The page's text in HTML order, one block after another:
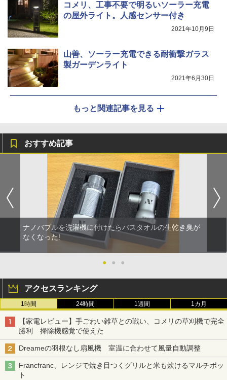
コメリ、工事不要で明るいソーラー充電
の屋外ライト。人感センサー付き
2021年10月9日
山善、ソーラー充電できる耐衝撃ガラス
製ガーデンライト
2021年6月30日
もっと関連記事を見る
おすすめ記事
ナノバブルを洗濯機に付けたらバスタオルの生乾き臭が
なくなった!
● ● ●
アクセスランキング
1時間 24時間 1週間 1カ月
【家電レビュー】手ごわい雑草との戦い、コメリの草刈機で完全
勝利 掃除機感覚で使えた
Dreameの羽根なし扇風機 室温に合わせて風量自動調整
Francfranc、レンジで焼き目つくグリルと米も炊けるマルチポッ
ト